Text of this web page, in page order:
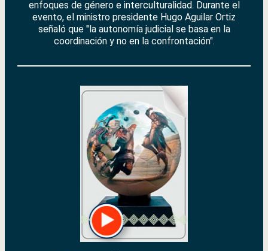
enfoques de género e interculturalidad. Durante el
evento, el ministro presidente Hugo Aguilar Ortiz
señaló que "la autonomía judicial se basa en la
coordinación y no en la confrontación".